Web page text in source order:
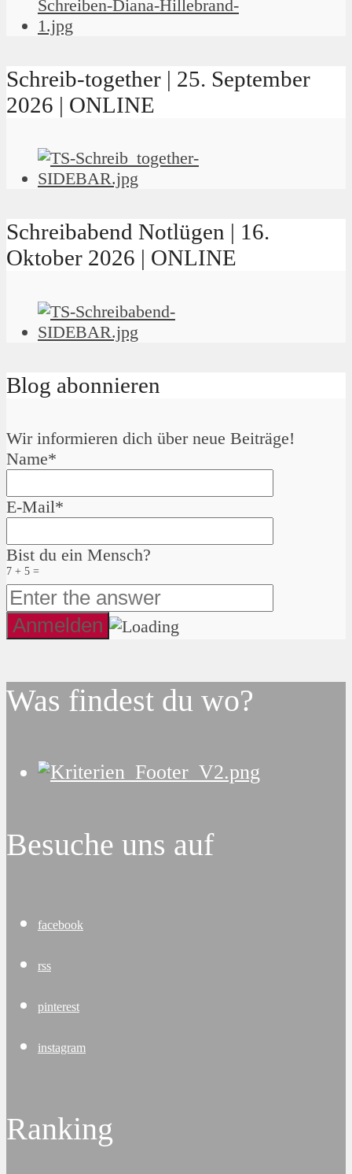
Schreib-together | 25. September
2026 | ONLINE
Schreibabend Notlügen | 16.
Oktober 2026 | ONLINE
Blog abonnieren
Wir informieren dich über neue Beiträge!
Name*
E-Mail*
Bist du ein Mensch?
7 + 5 =
Was findest du wo?
Besuche uns auf
facebook
rss
pinterest
instagram
Ranking